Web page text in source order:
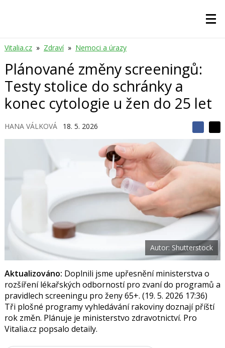
Vitalia.cz » Zdraví » Nemoci a úrazy
Plánované změny screeningů:
Testy stolice do schránky a
konec cytologie u žen do 25 let
HANA VÁLKOVÁ 18. 5. 2026
S
d
í
e
S
e
F
a
e
b
o
o
k
e
e
a
s
í
i
X
Autor: Shutterstock
Aktualizováno: Doplnili jsme upřesnění ministerstva o
rozšíření lékařských odborností pro zvaní do programů a
pravidlech screeningu pro ženy 65+. (19. 5. 2026 17:36)
Tři plošné programy vyhledávání rakoviny doznají příští
rok změn. Plánuje je ministerstvo zdravotnictví. Pro
Vitalia.cz popsalo detaily.